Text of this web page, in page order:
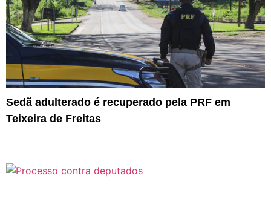
Sedã adulterado é recuperado pela PRF em
Teixeira de Freitas